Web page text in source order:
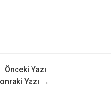
Önceki Yazı
Yazı →